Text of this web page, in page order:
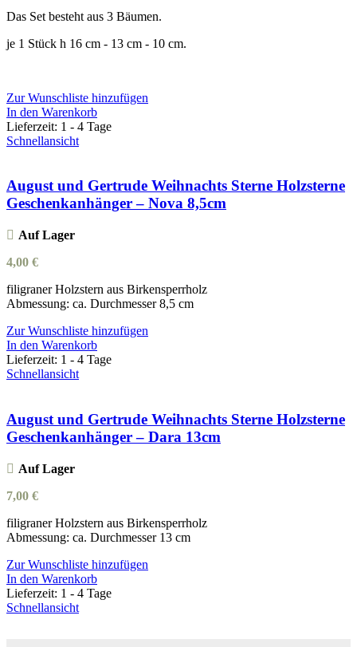
Das Set besteht aus 3 Bäumen.
je 1 Stück h 16 cm - 13 cm - 10 cm.
Zur Wunschliste hinzufügen
In den Warenkorb
Lieferzeit: 1 - 4 Tage
Schnellansicht
August und Gertrude Weihnachts Sterne Holzsterne
Geschenkanhänger – Nova 8,5cm
Auf Lager
4,00 €
filigraner Holzstern aus Birkensperrholz
Abmessung: ca. Durchmesser 8,5 cm
Zur Wunschliste hinzufügen
In den Warenkorb
Lieferzeit: 1 - 4 Tage
Schnellansicht
August und Gertrude Weihnachts Sterne Holzsterne
Geschenkanhänger – Dara 13cm
Auf Lager
7,00 €
filigraner Holzstern aus Birkensperrholz
Abmessung: ca. Durchmesser 13 cm
Zur Wunschliste hinzufügen
In den Warenkorb
Lieferzeit: 1 - 4 Tage
Schnellansicht